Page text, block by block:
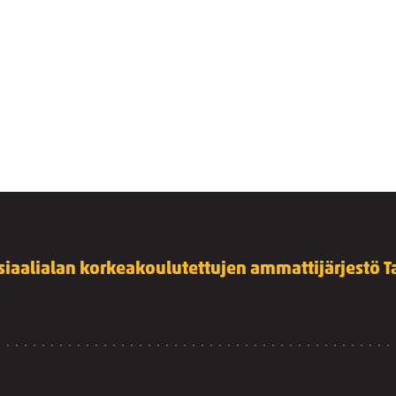
korkeakoulutettujen ammattijärjestö